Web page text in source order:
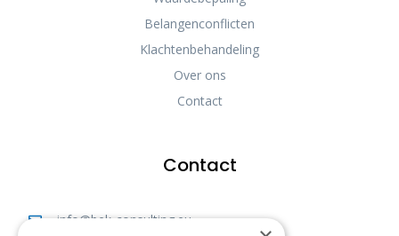
Belangenconflicten
Klachtenbehandeling
Over ons
Contact
Contact
info@bek-consulting.eu